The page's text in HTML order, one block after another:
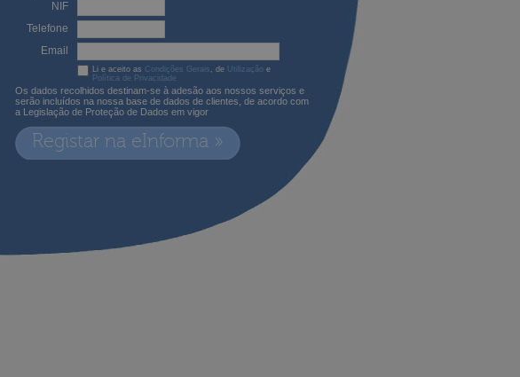
NIF
Telefone
Email
Li e aceito as Condições Gerais , de Utilização e
Política de Privacidade
Os dados recolhidos destinam-se à adesão aos nossos serviços e
serão incluídos na nossa base de dados de clientes, de acordo com
a Legislação de Proteção de Dados em vigor
Registar na eInforma »